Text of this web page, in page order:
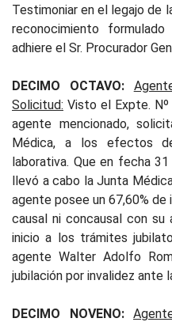
Testimoniar en el legajo de
reconocimiento
adhiere el Sr. Procurador
DECIMO OCTAVO:
Solicitud: Visto el Expte.
agente mencionado,
Médica, a los efectos
laborativa. Que en fecha
llevó a cabo la Junta
agente posee un 67,60% de
causal ni concausal con su
inicio a los trámites
agente Walter Adolfo
jubilación por invalidez ante
DECIMO NOVENO: